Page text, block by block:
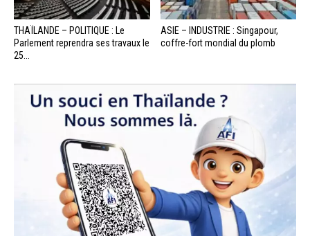
THAÏLANDE – POLITIQUE : Le
Parlement reprendra ses travaux le
25...
ASIE – INDUSTRIE : Singapour,
coffre-fort mondial du plomb